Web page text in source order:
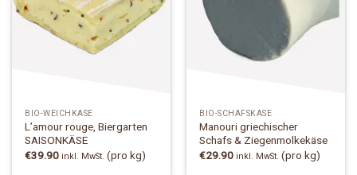
Add to
Wishlist
BIO-WEICHKÄSE
L’amour rouge, Biergarten
SAISONKÄSE
€39.90 inkl. MwSt. (pro kg)
Wishlist
BIO-SCHAFSKÄSE
Manouri griechischer
Schafs & Ziegenmolkekäse
€29.90 inkl. MwSt. (pro kg)